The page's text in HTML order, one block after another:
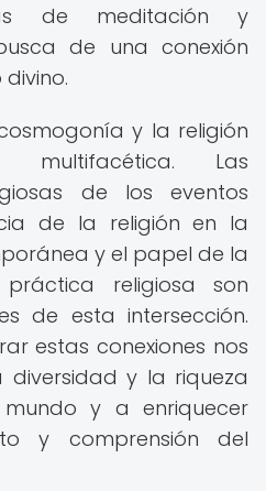
de meditación y
de una conexión
y la religión
Las
de los eventos
de la religión en la
y el papel de la
religiosa son
de esta intersección.
estas conexiones nos
y la riqueza
y a enriquecer
y comprensión del